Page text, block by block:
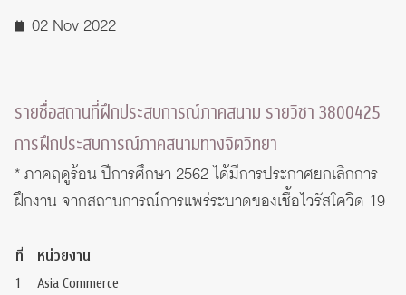
02 Nov 2022
รายชื่อสถานที่ฝึกประสบการณ์ภาคสนาม รายวิชา 3800425
การฝึกประสบการณ์ภาคสนามทางจิตวิทยา
* ภาคฤดูร้อน ปีการศึกษา 2562 ได้มีการประกาศยกเลิกการ
ฝึกงาน จากสถานการณ์การแพร่ระบาดของเชื้อไวรัสโควิด 19
ที่
หน่วยงาน
1
Asia Commerce